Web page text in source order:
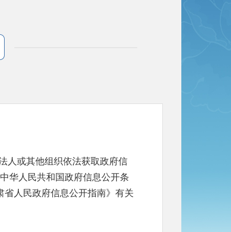
人或其他组织依法获取政府信
华人民共和国政府信息公开条
省人民政府信息公开指南》有关